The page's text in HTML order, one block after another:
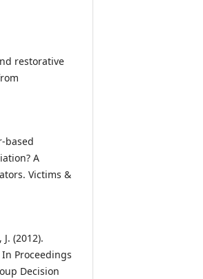
restorative
based
A
Victims &
(2012).
Proceedings
Decision